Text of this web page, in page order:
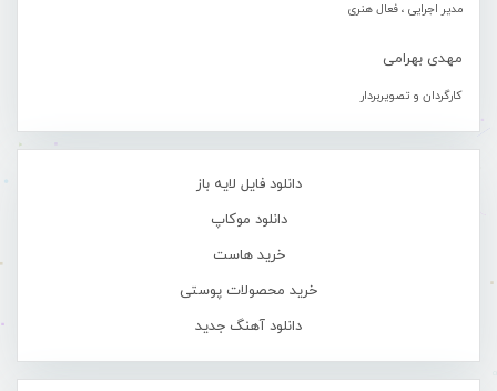
مدیر اجرایی ، فعال هنری
مهدی بهرامی
کارگردان و تصویربردار
دانلود فایل لایه باز
دانلود موکاپ
خرید هاست
خرید محصولات پوستی
دانلود آهنگ جدید